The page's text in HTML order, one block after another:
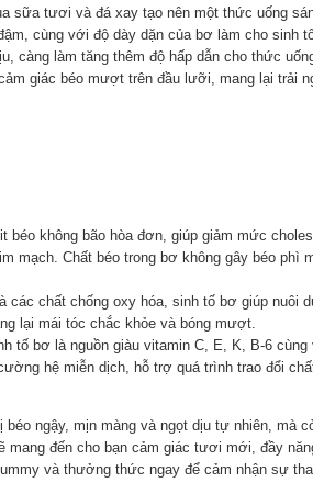
tươi và đá xay tạo nên một thức uống
cùng với độ dày dặn của bơ làm cho sinh
càng làm tăng thêm độ hấp dẫn cho thức
giác béo mượt trên đầu lưỡi, mang lại trải
béo không bão hòa đơn, giúp giảm mức
mạch. Chất béo trong bơ không gây béo phì
chất chống oxy hóa, sinh tố bơ giúp nuôi
lại mái tóc chắc khỏe và bóng mượt.
tố bơ là nguồn giàu vitamin C, E, K, B-6
hệ miễn dịch, hỗ trợ quá trình trao đổi
ngậy, mịn màng và ngọt dịu tự nhiên, mà
đến cho bạn cảm giác tươi mới, đầy
và thưởng thức ngay để cảm nhận sự